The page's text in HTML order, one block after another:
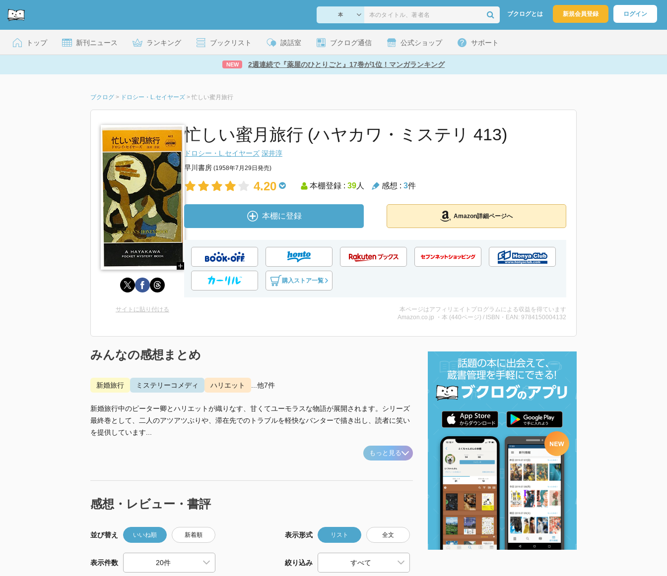
ブクログとは 新規会員登録 ログイン
トップ 新刊ニュース ランキング ブックリスト 談話室 ブクログ通信 公式ショップ サポート
NEW 2週連続で『薬屋のひとりごと』17巻が1位！マンガランキング
ブクログ > ドロシー・L.セイヤーズ > 忙しい蜜月旅行
忙しい蜜月旅行 (ハヤカワ・ミステリ 413)
ドロシー・L.セイヤーズ 深井淳
早川書房 (1958年7月29日発売)
4.20 本棚登録 : 39人 感想 : 3件
本棚に登録 Amazon詳細ページへ
購入ストア一覧
サイトに貼り付ける
本ページはアフィリエイトプログラムによる収益を得ています
Amazon.co.jp ・本 (440ページ) / ISBN・EAN: 9784150004132
みんなの感想まとめ
新婚旅行 ミステリーコメディ ハリエット ...他7件
新婚旅行中のピーター卿とハリエットが織りなす、甘くてユーモラスな物語が展開されます。シリーズ
最終巻として、二人のアツアツぶりや、滞在先でのトラブルを軽快なバンターで描き出し、読者に笑い
を提供しています...
もっと見る
感想・レビュー・書評
並び替え いいね順 新着順 表示形式 リスト 全文
表示件数 絞り込み